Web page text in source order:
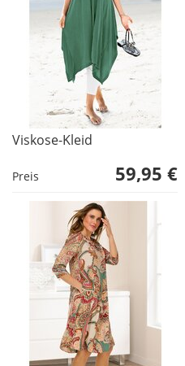
Viskose-Kleid
Preis 59,95 €